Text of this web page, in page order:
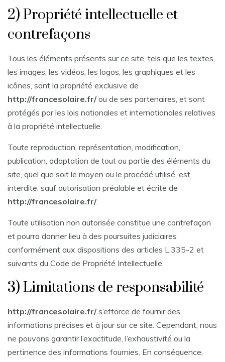
2) Propriété intellectuelle et
contrefaçons
Tous les éléments présents sur ce site, tels que les textes,
les images, les vidéos, les logos, les graphiques et les
icônes, sont la propriété exclusive de
http://francesolaire.fr/ou de ses partenaires, et sont
protégés par les lois nationales et internationales relatives
à la propriété intellectuelle.
Toute reproduction, représentation, modification,
publication, adaptation de tout ou partie des éléments du
site, quel que soit le moyen ou le procédé utilisé, est
interdite, sauf autorisation préalable et écrite de
http://francesolaire.fr/.
Toute utilisation non autorisée constitue une contrefaçon
et pourra donner lieu à des poursuites judiciaires
conformément aux dispositions des articles L.335-2 et
suivants du Code de Propriété Intellectuelle.
3) Limitations de responsabilité
http://francesolaire.fr/s’efforce de fournir des
informations précises et à jour sur ce site. Cependant, nous
ne pouvons garantir l’exactitude, l’exhaustivité ou la
pertinence des informations fournies. En conséquence,